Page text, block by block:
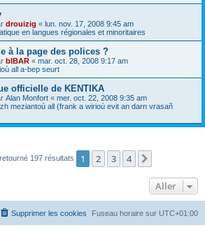
drouizig « lun. nov. 17, 2008 9:45 am
en langues régionales et minoritaires
à la page des polices ?
bIBAR « mar. oct. 28, 2008 9:17 am
all a-bep seurt
officielle de KENTIKA
Alan Monfort « mer. oct. 22, 2008 9:35 am
meziantoù all (frank a wirioù evit an darn vrasañ
197 résultats 1 2 3 4
Aller
Fuseau horaire sur UTC+01:00
Supprimer les cookies